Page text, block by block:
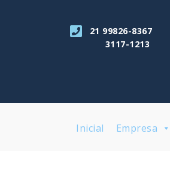
21 99826-
3117-1213
Inicial Empresa